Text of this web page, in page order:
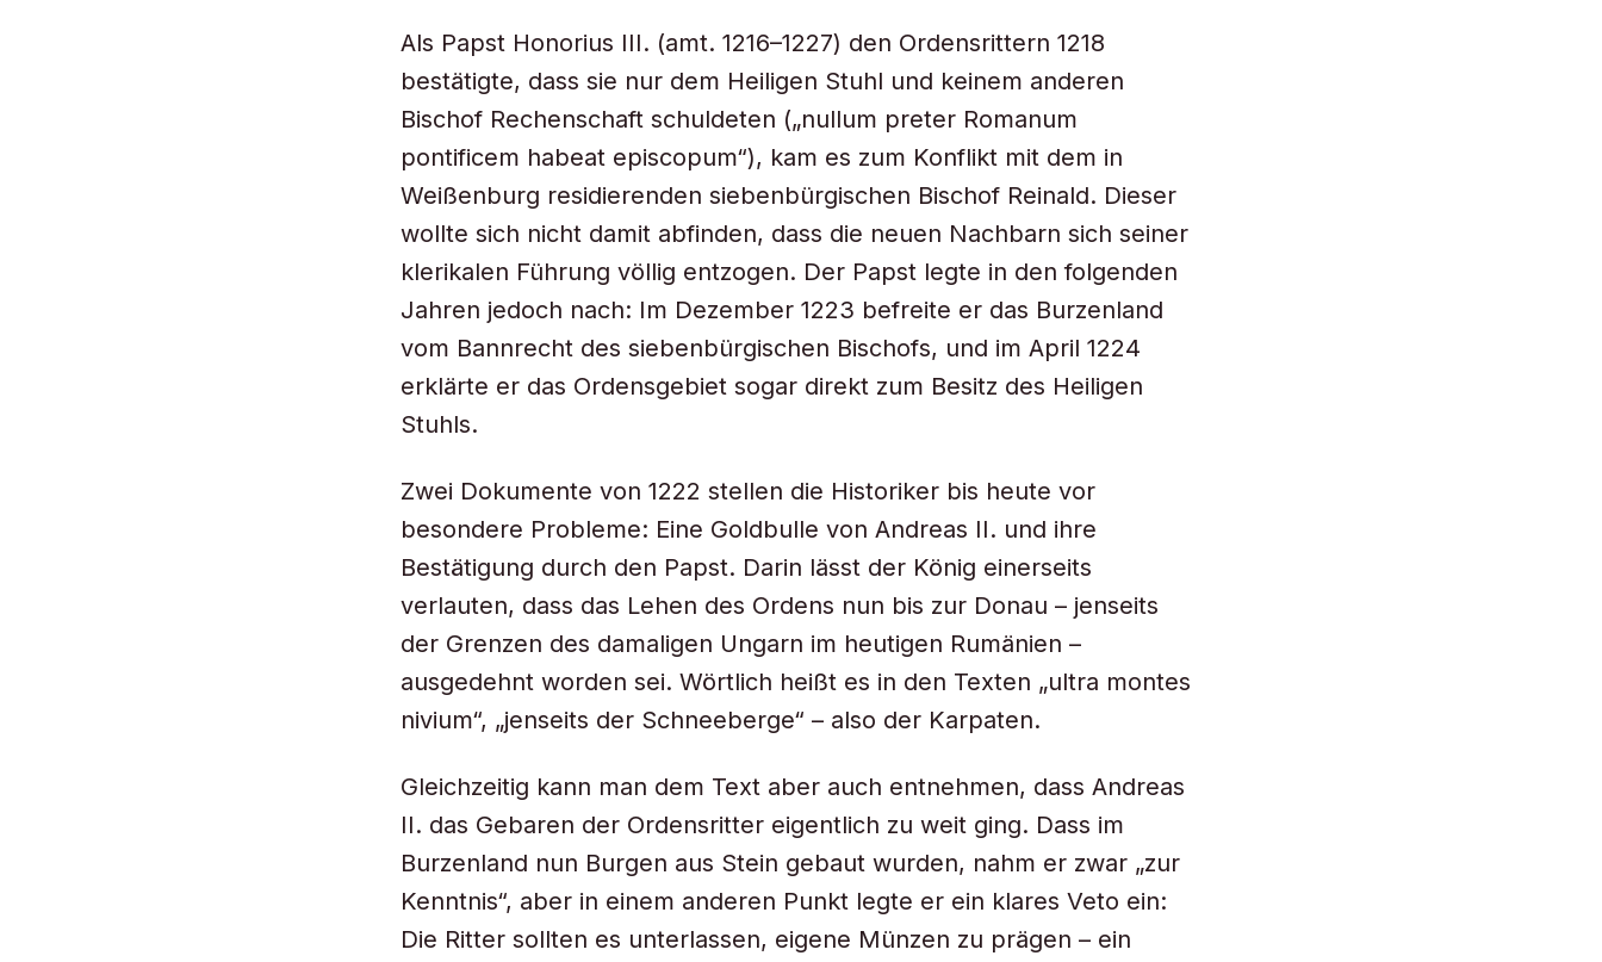
Als Papst Honorius III. (amt. 1216–1227) den Ordensrittern 1218
bestätigte, dass sie nur dem Heiligen Stuhl und keinem anderen
Bischof Rechenschaft schuldeten („nullum preter Romanum
pontificem habeat episcopum“), kam es zum Konflikt mit dem in
Weißenburg residierenden siebenbürgischen Bischof Reinald. Dieser
wollte sich nicht damit abfinden, dass die neuen Nachbarn sich seiner
klerikalen Führung völlig entzogen. Der Papst legte in den folgenden
Jahren jedoch nach: Im Dezember 1223 befreite er das Burzenland
vom Bannrecht des siebenbürgischen Bischofs, und im April 1224
erklärte er das Ordensgebiet sogar direkt zum Besitz des Heiligen
Stuhls.
Zwei Dokumente von 1222 stellen die Historiker bis heute vor
besondere Probleme: Eine Goldbulle von Andreas II. und ihre
Bestätigung durch den Papst. Darin lässt der König einerseits
verlauten, dass das Lehen des Ordens nun bis zur Donau – jenseits
der Grenzen des damaligen Ungarn im heutigen Rumänien –
ausgedehnt worden sei. Wörtlich heißt es in den Texten „ultra montes
nivium“, „jenseits der Schneeberge“ – also der Karpaten.
Gleichzeitig kann man dem Text aber auch entnehmen, dass Andreas
II. das Gebaren der Ordensritter eigentlich zu weit ging. Dass im
Burzenland nun Burgen aus Stein gebaut wurden, nahm er zwar „zur
Kenntnis“, aber in einem anderen Punkt legte er ein klares Veto ein:
Die Ritter sollten es unterlassen, eigene Münzen zu prägen – ein